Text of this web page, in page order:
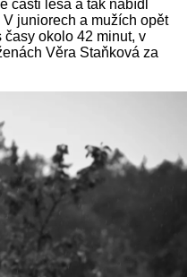
části lesa a tak nabídl
juniorech a mužích opět
okolo 42 minut, v
Věra Staňková za